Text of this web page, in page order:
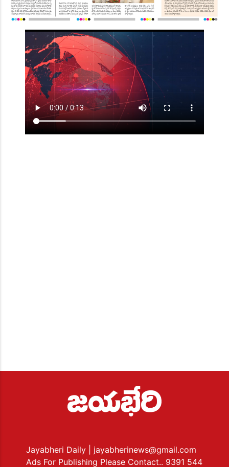
Jayabheri Daily
| jayabherinews@gmail.com
Ads For Publishing Please Contact.. 9391 544